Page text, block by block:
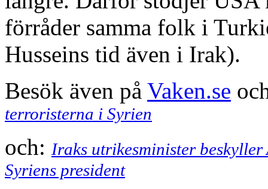
förråder samma folk i
Husseins tid även i Irak).
Besök även på Vaken.se
terroristerna i Syrien
och: Iraks utrikesminister
Syriens president